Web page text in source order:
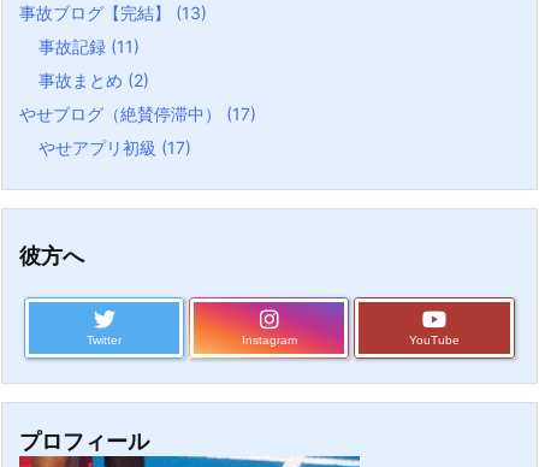
事故ブログ【完結】 (13)
事故記録 (11)
事故まとめ (2)
やせブログ（絶賛停滞中） (17)
やせアプリ初級 (17)
彼方へ
Twitter Instagram YouTube
プロフィール